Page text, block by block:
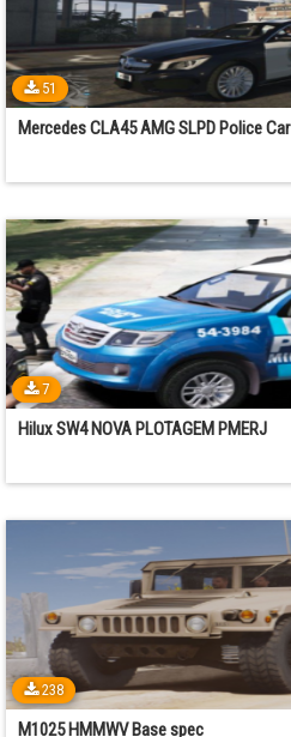
51
Mercedes CLA45 AMG SLPD Police Car
7
Hilux SW4 NOVA PLOTAGEM PMERJ
238
M1025 HMMWV Base spec